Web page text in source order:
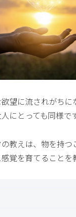
望に流されがちに
にとっても同様で
教えは、物を持つ
覚を育てることを